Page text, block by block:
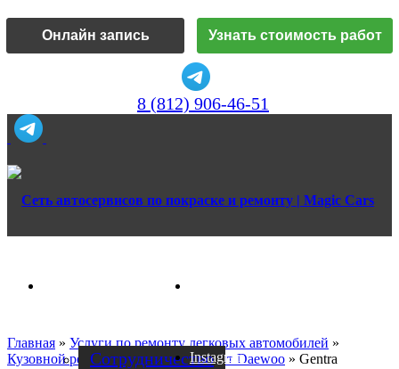
Онлайн запись Узнать стоимость работ
8 (812) 906-46-51
CотрудничествоInstagram
Главная » Услуги по ремонту легковых автомобилей »
Кузовной ремонт»Кузовной ремонт Daewoo » Gentra